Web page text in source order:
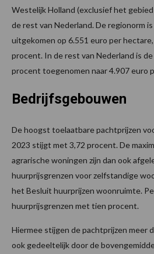
Westelijk Holland (exclusief het
de rest van Nederland. De regionorm
uitgekomen op 6.551 euro per
procent. In de rest van Nederland is
procent toegenomen naar 4.907 euro
Bedrijfsgebouwen
De hoogst toelaatbare pachtprijzen
2023 stijgt met 3,72 procent. De
agrarische woningen zijn dan ook
huurprijsgrenzen voor zelfstandige
het Besluit huurprijzen woonruimte.
huurprijsgrenzen met tien procent.
Hiermee stijgen de pachtprijzen meer
ook gedeeltelijk door de